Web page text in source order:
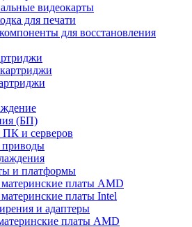
видеокарты
для печати
для восстановления
(БП)
ПК и серверов
приводы
и платформы
платы AMD
платы Intel
и адаптеры
платы AMD